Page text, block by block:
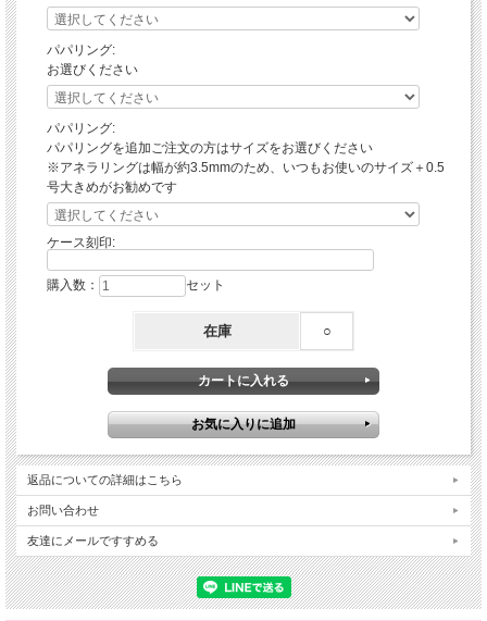
パパリング:
お選びください
パパリング:
パパリングを追加ご注文の方はサイズをお選びください
※アネラリングは幅が約3.5mmのため、いつもお使いのサイズ＋0.5
号大きめがお勧めです
ケース刻印:
購入数： セット
在庫 ○
返品についての詳細はこちら
お問い合わせ
友達にメールですすめる